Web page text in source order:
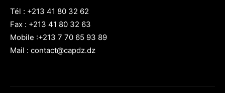
Tél : +213 41 80 32 62
Fax : +213 41 80 32 63
Mobile :+213 7 70 65 93 89
Mail : contact@capdz.dz